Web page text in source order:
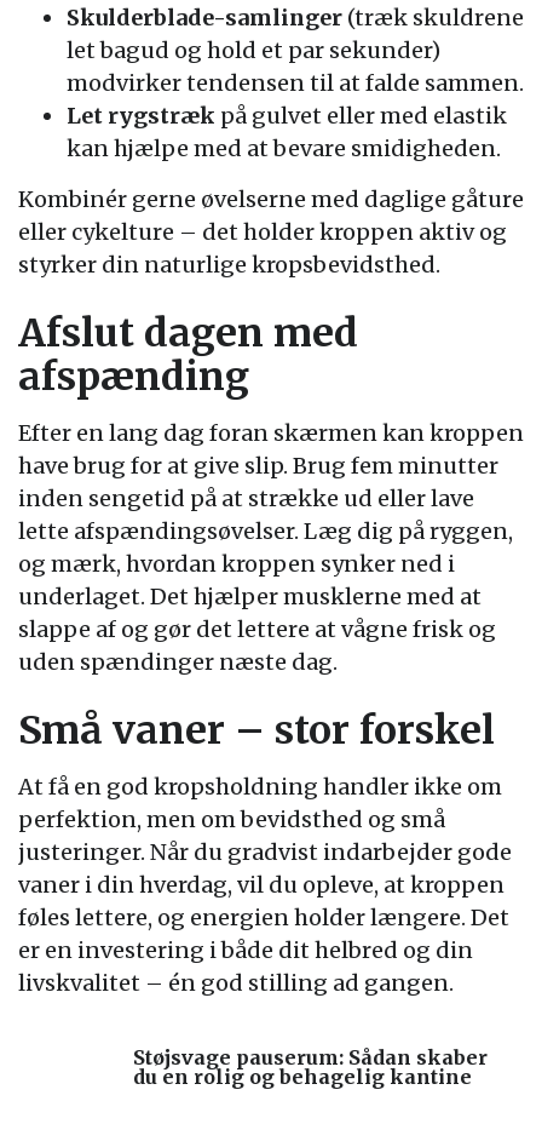
Skulderblade-samlinger (træk skuldrene
let bagud og hold et par sekunder)
modvirker tendensen til at falde sammen.
Let rygstræk på gulvet eller med elastik
kan hjælpe med at bevare smidigheden.
Kombinér gerne øvelserne med daglige gåture
eller cykelture – det holder kroppen aktiv og
styrker din naturlige kropsbevidsthed.
Afslut dagen med
afspænding
Efter en lang dag foran skærmen kan kroppen
have brug for at give slip. Brug fem minutter
inden sengetid på at strække ud eller lave
lette afspændingsøvelser. Læg dig på ryggen,
og mærk, hvordan kroppen synker ned i
underlaget. Det hjælper musklerne med at
slappe af og gør det lettere at vågne frisk og
uden spændinger næste dag.
Små vaner – stor forskel
At få en god kropsholdning handler ikke om
perfektion, men om bevidsthed og små
justeringer. Når du gradvist indarbejder gode
vaner i din hverdag, vil du opleve, at kroppen
føles lettere, og energien holder længere. Det
er en investering i både dit helbred og din
livskvalitet – én god stilling ad gangen.
Støjsvage pauserum: Sådan skaber
du en rolig og behagelig kantine